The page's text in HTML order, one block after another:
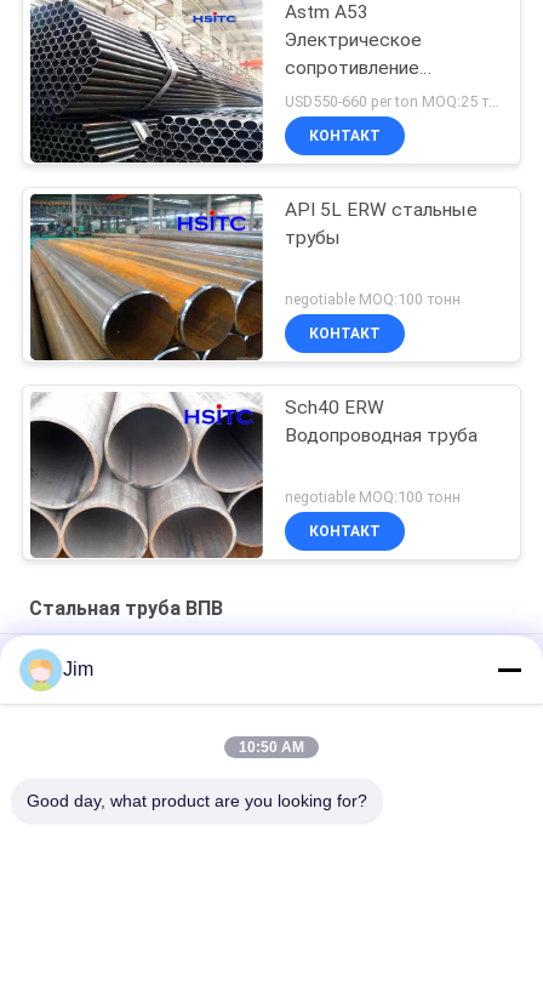
Astm A53
Электрическое
сопротивление
сварные трубы
USD550-660 per ton MOQ:25 тонн
КОНТАКТ
API 5L ERW стальные
трубы
negotiable MOQ:100 тонн
КОНТАКТ
Sch40 ERW
Водопроводная труба
negotiable MOQ:100 тонн
КОНТАКТ
Стальная труба ВПВ
Astm A53 Gr.B 4" Sch60 ERW Стальная труба парная черная
8" электрическое сопротивление сварные трубы сварные
Jim
10:50 AM
Good day, what product are you looking for?